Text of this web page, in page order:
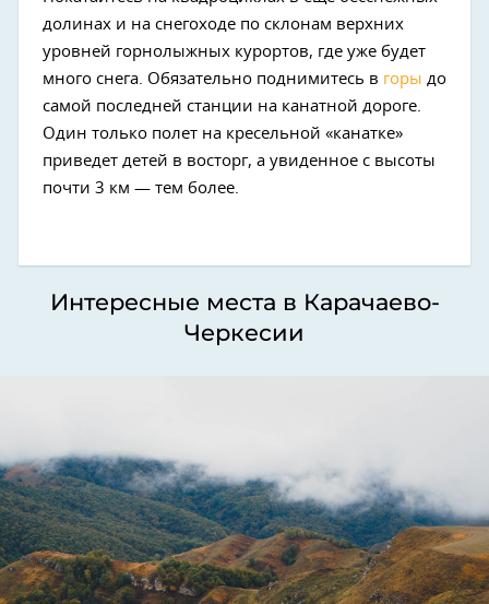
долинах и на снегоходе по склонам верхних
уровней горнолыжных курортов, где уже будет
много снега. Обязательно поднимитесь в горы до
самой последней станции на канатной дороге.
Один только полет на кресельной «канатке»
приведет детей в восторг, а увиденное с высоты
почти 3 км — тем более.
Интересные места в Карачаево-
Черкесии